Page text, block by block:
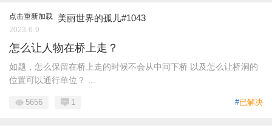
点击重新加载 美丽世界的孤儿#1043
2023-6-9
怎么让人物在桥上走？
如题，怎么保留在桥上走的时候不会从中间下桥 以及怎么让桥洞的
位置可以通行单位？ ...
#已解决
5656 1